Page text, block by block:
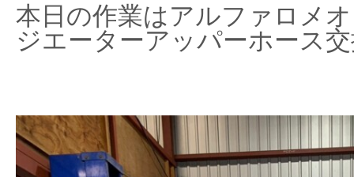
本日の作業はアルファロメ
ジエーターアッパーホース